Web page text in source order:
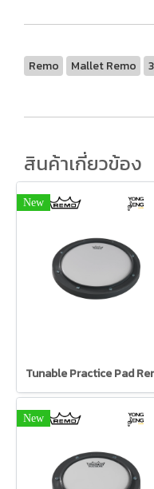
Remo Mallet Remo
สินค้าเกี่ยวข้อง
New
Tunable Practice Pad
New